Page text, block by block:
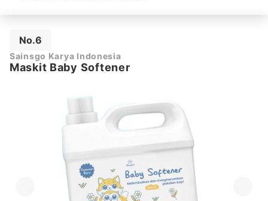
No.6
Sainsgo Karya Indonesia
Maskit Baby Softener